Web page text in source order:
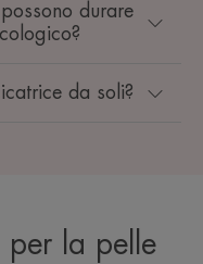
durare
da soli?
per la pelle